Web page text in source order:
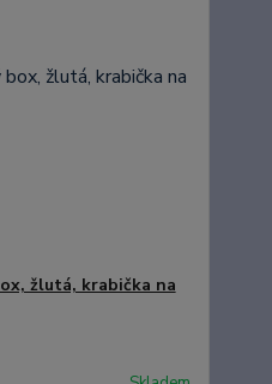
žlutá, krabička na